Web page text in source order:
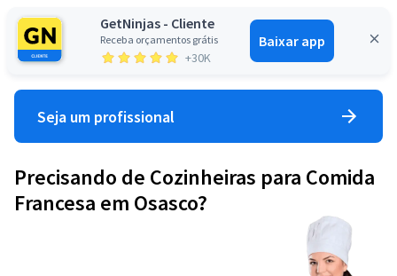
GetNinjas - Cliente
Receba orçamentos grátis
+30K
Baixar app
Entrar
Seja um profissional
Precisando de Cozinheiras para Comida
Francesa em Osasco?